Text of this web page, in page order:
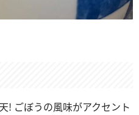
! ごぼうの風味がアクセント